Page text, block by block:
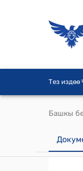
Тез издөө
Башкы